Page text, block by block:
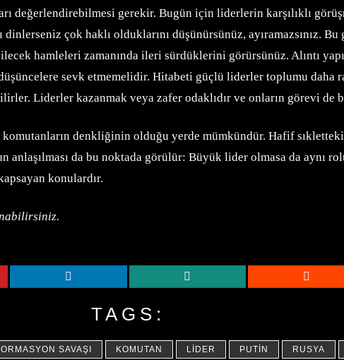
değerlendirebilmesi gerekir. Bugün için liderlerin karşılıklı
çok haklı olduklarını düşünürsünüz, ayıramazsınız.
hamleleri zamanında ileri sürdüklerini görürsünüz. Alıntı
sevk etmemelidir. Hitabeti güçlü liderler toplumu
Liderler kazanmak veya zafer odaklıdır ve onların görevi de
denkliğinin olduğu yerde mümkündür. Hafif
da bu noktada görülür: Büyük lider olmasa da aynı
konulardır.
TAGS:
SAVAŞI KOMUTAN LIDER PUTIN RUSYA